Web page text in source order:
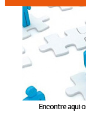
Encontre aqui